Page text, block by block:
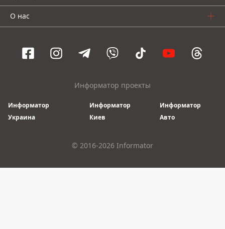
О нас
Информатор проекты
Информатор
Украина
Информатор
Киев
Информатор
Авто
© 2016-2026 Informator